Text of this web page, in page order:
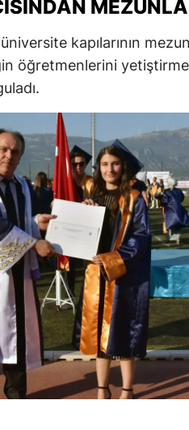
İzmir
Kastamonu
Kayseri
Kırklareli
Kırşehir
Kocaeli
Konya
Kütahya
Malatya
kapılarının
öğretmenlerini